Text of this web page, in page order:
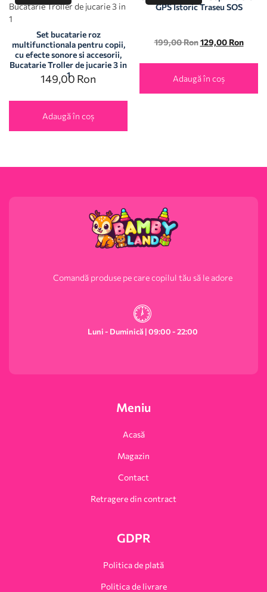
Set bucatarie roz
multifunctionala pentru copii,
cu efecte sonore si accesorii,
Bucatarie Troller de jucarie 3 in
1
149,00 Ron
Adaugă în coș
GPS Istoric Traseu SOS
199,00Ron 129,00 Ron
Adaugă în coș
Comandă produse pe care copilul tău să le adore
Luni - Duminică | 09:00 - 22:00
Meniu
Acasă
Magazin
Contact
Retragere din contract
GDPR
Politica de plată
Politica de livrare